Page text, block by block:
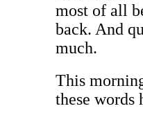
most of all
back. And
much.
This
these words